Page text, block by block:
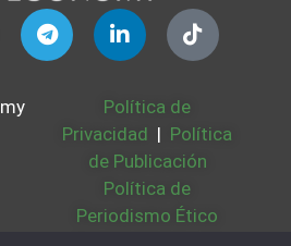
Política de
Privacidad | Política
de Publicación
Política de
Periodismo Ético